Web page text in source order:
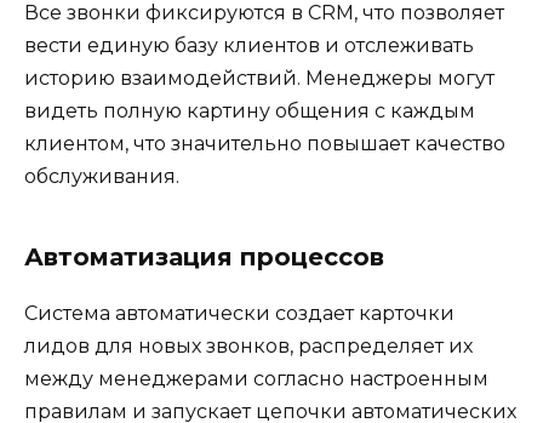
Все звонки фиксируются в CRM, что позволяет
вести единую базу клиентов и отслеживать
историю взаимодействий. Менеджеры могут
видеть полную картину общения с каждым
клиентом, что значительно повышает качество
обслуживания.
Автоматизация процессов
Система автоматически создает карточки
лидов для новых звонков, распределяет их
между менеджерами согласно настроенным
правилам и запускает цепочки автоматических